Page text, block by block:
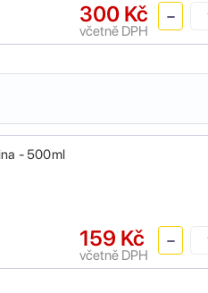
300 Kč
včetně DPH
- 500ml
159 Kč
včetně DPH